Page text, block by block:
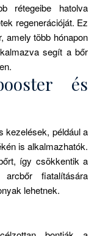
rétegeibe hatolva
regenerációját. Ez
amely több hónapon
segít a bőr
és
kezelések, például a
is alkalmazhatók.
így csökkentik a
fiatalítására
lehetnek.